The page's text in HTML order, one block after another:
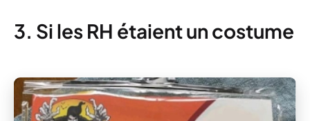
3. Si les RH étaient un costume